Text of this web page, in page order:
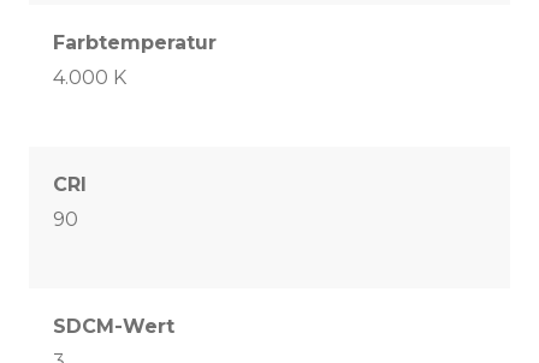
Farbtemperatur
4.000 K
CRI
90
SDCM-Wert